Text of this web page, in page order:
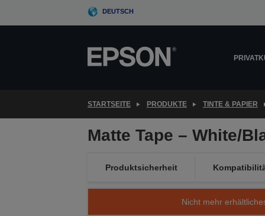
DEUTSCH
STARTSEITE PRODUKTE TINTE & PAPIER
Matte Tape – White/
Produktsicherheit
Nicht mehr